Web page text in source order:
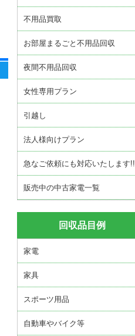
不用品買取
お部屋まるごと不用品回収
夜間不用品回収
女性専用プラン
引越し
法人様向けプラン
急なご依頼にも対応いたします!!
販売中の中古家電一覧
回収品目例
家電
家具
スポーツ用品
自動車やバイク等